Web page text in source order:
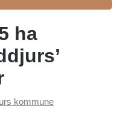
ha
kommune